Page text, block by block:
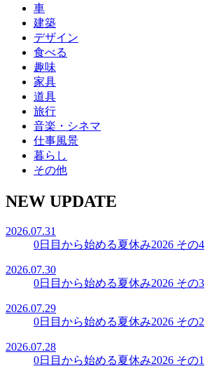
車
建築
デザイン
食べる
趣味
家具
道具
旅行
音楽・シネマ
仕事風景
暮らし
その他
NEW UPDATE
2026.07.31
0日目から始める夏休み2026 その4
2026.07.30
0日目から始める夏休み2026 その3
2026.07.29
0日目から始める夏休み2026 その2
2026.07.28
0日目から始める夏休み2026 その1